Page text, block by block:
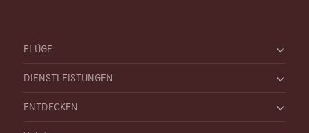
FLÜGE
DIENSTLEISTUNGEN
ENTDECKEN